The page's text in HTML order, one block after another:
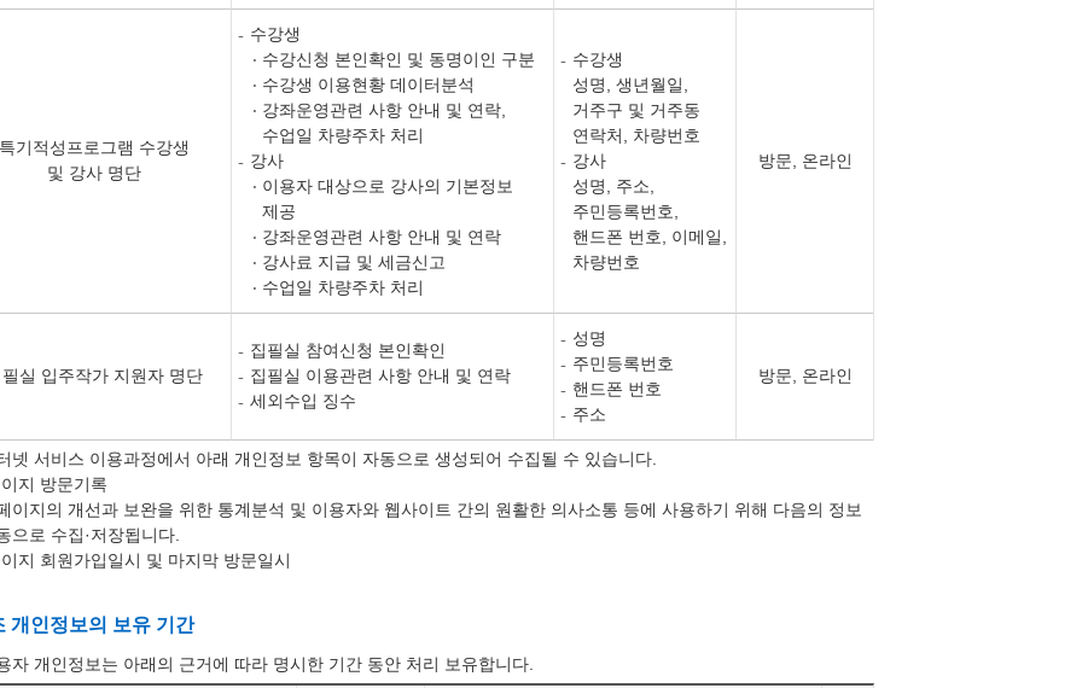
특기적성프로그램 수강생
및 강사 명단
수강생
수강신청 본인확인 및 동명이인 구분
수강생 이용현황 데이터분석
강좌운영관련 사항 안내 및 연락,
수업일 차량주차 처리
강사
이용자 대상으로 강사의 기본정보
제공
강좌운영관련 사항 안내 및 연락
강사료 지급 및 세금신고
수업일 차량주차 처리
수강생
성명, 생년월일,
거주구 및 거주동
연락처, 차량번호
강사
성명, 주소,
주민등록번호,
핸드폰 번호, 이메일,
차량번호
방문, 온라인
실 입주작가 지원자 명단
집필실 참여신청 본인확인
집필실 이용관련 사항 안내 및 연락
세외수입 징수
성명
주민등록번호
핸드폰 번호
주소
방문, 온라인
넷 서비스 이용과정에서 아래 개인정보 항목이 자동으로 생성되어 수집될 수 있습니다.
지 방문기록
이지의 개선과 보완을 위한 통계분석 및 이용자와 웹사이트 간의 원활한 의사소통 등에 사용하기 위해 다음의 정보
으로 수집·저장됩니다.
지 회원가입일시 및 마지막 방문일시
개인정보의 보유 기간
자 개인정보는 아래의 근거에 따라 명시한 기간 동안 처리 보유합니다.